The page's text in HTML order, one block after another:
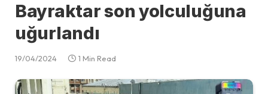
Bayraktar son yolculuğuna
uğurlandı
19/04/2024 1 Min Read